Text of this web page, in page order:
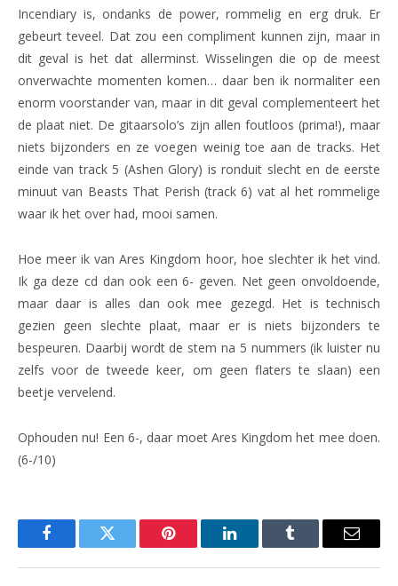
Incendiary is, ondanks de power, rommelig en erg druk. Er
gebeurt teveel. Dat zou een compliment kunnen zijn, maar in
dit geval is het dat allerminst. Wisselingen die op de meest
onverwachte momenten komen… daar ben ik normaliter een
enorm voorstander van, maar in dit geval complementeert het
de plaat niet. De gitaarsolo’s zijn allen foutloos (prima!), maar
niets bijzonders en ze voegen weinig toe aan de tracks. Het
einde van track 5 (Ashen Glory) is ronduit slecht en de eerste
minuut van Beasts That Perish (track 6) vat al het rommelige
waar ik het over had, mooi samen.
Hoe meer ik van Ares Kingdom hoor, hoe slechter ik het vind.
Ik ga deze cd dan ook een 6- geven. Net geen onvoldoende,
maar daar is alles dan ook mee gezegd. Het is technisch
gezien geen slechte plaat, maar er is niets bijzonders te
bespeuren. Daarbij wordt de stem na 5 nummers (ik luister nu
zelfs voor de tweede keer, om geen flaters te slaan) een
beetje vervelend.
Ophouden nu! Een 6-, daar moet Ares Kingdom het mee doen.
(6-/10)
FacebookTwitter Pinterest LinkedInTumblr Email